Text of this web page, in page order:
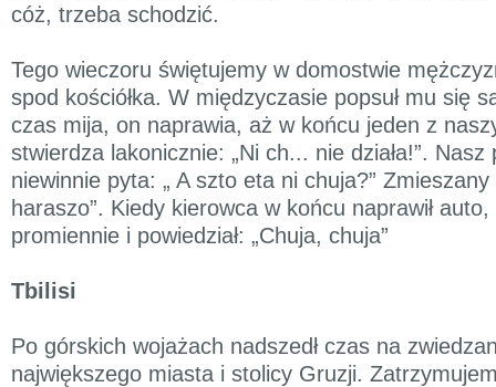
cóż, trzeba schodzić.
Tego wieczoru świętujemy w domostwie
spod kościółka. W międzyczasie popsuł mu się
czas mija, on naprawia, aż w końcu jeden z
stwierdza lakonicznie: „Ni ch... nie działa!”.
niewinnie pyta: „ A szto eta ni chuja?”
haraszo”. Kiedy kierowca w końcu naprawił auto,
promiennie i powiedział: „Chuja, chuja”
Tbilisi
Po górskich wojażach nadszedł czas na
największego miasta i stolicy Gruzji.